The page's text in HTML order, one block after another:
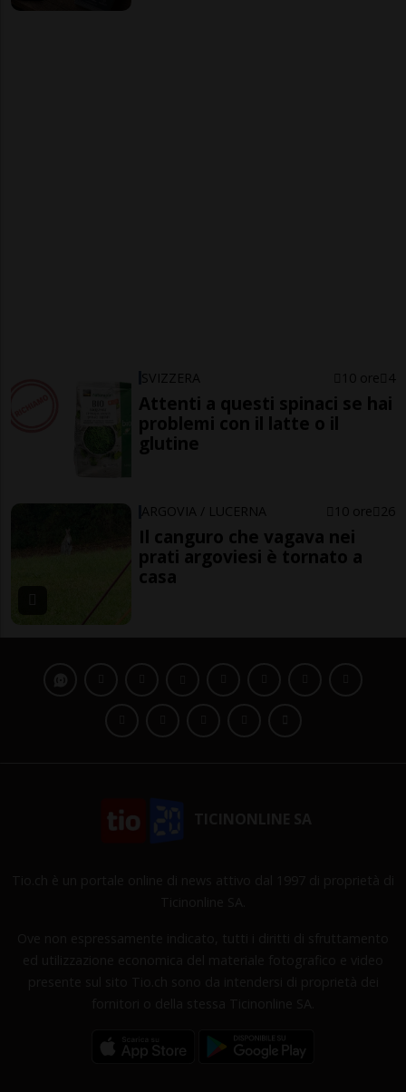
SVIZZERA 10 ore 4
Attenti a questi spinaci se hai
problemi con il latte o il
glutine
ARGOVIA / LUCERNA 10 ore 26
Il canguro che vagava nei
prati argoviesi è tornato a
casa